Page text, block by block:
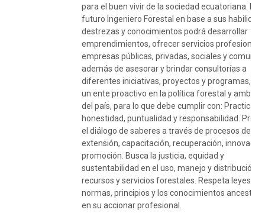
para el buen vivir de la sociedad ecuatoriana. El
futuro Ingeniero Forestal en base a sus
destrezas y conocimientos podrá desarrollar
emprendimientos, ofrecer servicios
empresas públicas, privadas, sociales y
además de asesorar y brindar consultorías a
diferentes iniciativas, proyectos y programas, y
un ente proactivo en la política forestal y
del país, para lo que debe cumplir con: Practica la
honestidad, puntualidad y responsabilidad.
el diálogo de saberes a través de procesos de
extensión, capacitación, recuperación,
promoción. Busca la justicia, equidad y
sustentabilidad en el uso, manejo y distribución
recursos y servicios forestales. Respeta leyes,
normas, principios y los conocimientos
en su accionar profesional.